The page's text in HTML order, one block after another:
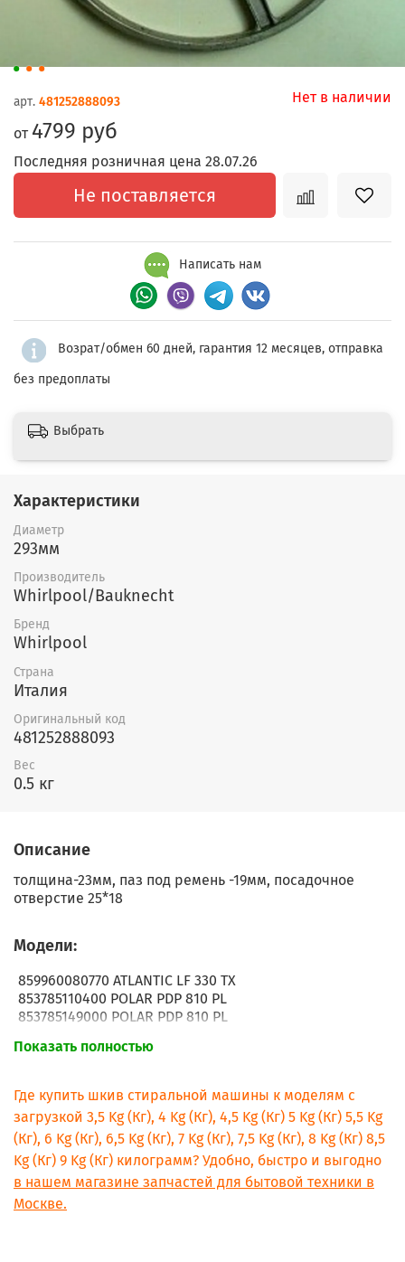
арт. 481252888093 Нет в наличии
от 4799 руб
Последняя розничная цена 28.07.26
Не поставляется
Написать нам
Возрат/обмен 60 дней, гарантия 12 месяцев, отправка
без предоплаты
Выбрать
Характеристики
Диаметр
293мм
Производитель
Whirlpool/Bauknecht
Бренд
Whirlpool
Страна
Италия
Оригинальный код
481252888093
Вес
0.5 кг
Описание
толщина-23мм, паз под ремень -19мм, посадочное
отверстие 25*18
Модели:
859960080770 ATLANTIC LF 330 TX
853785110400 POLAR PDP 810 PL
853785149000 POLAR PDP 810 PL
853780010100 WHIRLPOOL AWG 800/1 OS
853785310000 WHIRLPOOL AWG 853
853785310100 WHIRLPOOL AWG 853/1 OS
853785538000 WHIRLPOOL AWG 855
853785538100 WHIRLPOOL AWG 855/1 I
853785638000 WHIRLPOOL AWG 856
853785638100 WHIRLPOOL AWG 856/1 I
853785845000 WHIRLPOOL AWG 858
853785945000 WHIRLPOOL AWG 859
Показать полностью
Где купить шкив стиральной машины к моделям с
загрузкой 3,5 Kg (Кг), 4 Kg (Кг), 4,5 Kg (Кг) 5 Kg (Кг) 5,5 Kg
(Кг), 6 Kg (Кг), 6,5 Kg (Кг), 7 Kg (Кг), 7,5 Kg (Кг), 8 Kg (Кг) 8,5
Kg (Кг) 9 Kg (Кг) килограмм? Удобно, быстро и выгодно
в нашем магазине запчастей для бытовой техники в
Москве.